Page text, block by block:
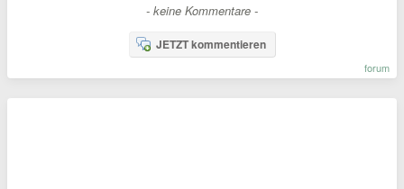
- keine Kommentare -
JETZT kommentieren
forum